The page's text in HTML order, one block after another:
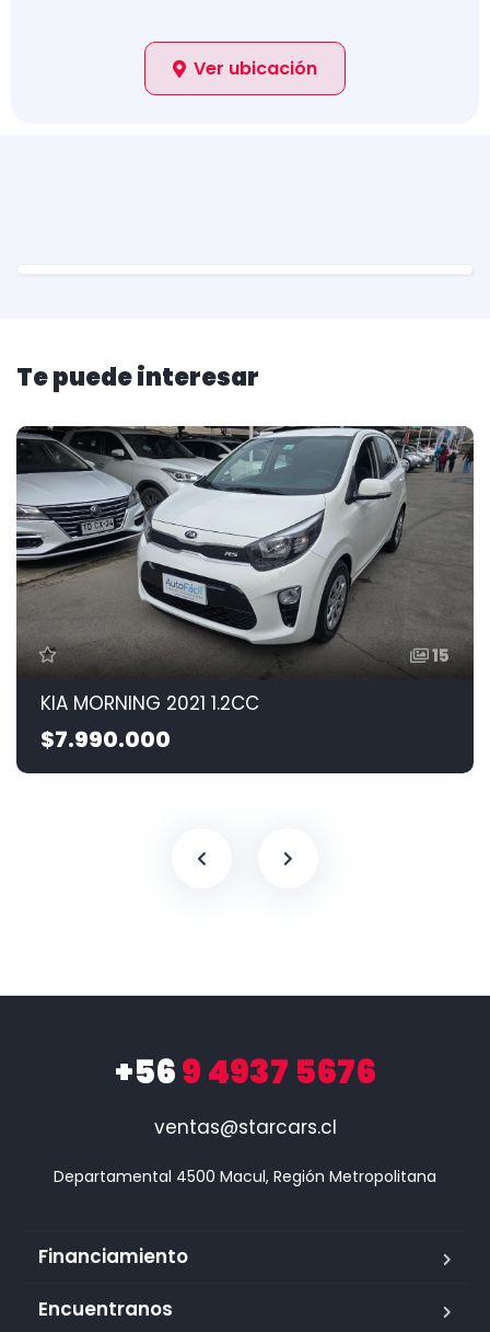
Ver ubicación
Te puede interesar
15
KIA MORNING 2021 1.2CC
$7.990.000
+569 4937 5676
ventas@starcars.cl
Financiamiento
Encuentranos